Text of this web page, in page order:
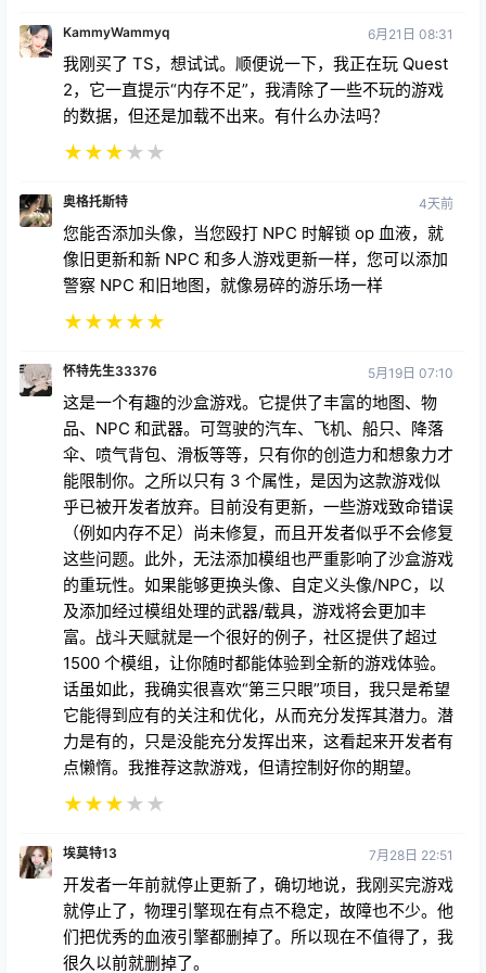
KammyWammyq 6月21日 08:31
我刚买了 TS，想试试。顺便说一下，我正在玩 Quest
2，它一直提示“内存不足”，我清除了一些不玩的游戏
的数据，但还是加载不出来。有什么办法吗？
★★★★ ★
奥格托斯特 4天前
您能否添加头像，当您殴打 NPC 时解锁 op 血液，就
像旧更新和新 NPC 和多人游戏更新一样，您可以添加
警察 NPC 和旧地图，就像易碎的游乐场一样
★★★★★
怀特先生33376 5月19日 07:10
这是一个有趣的沙盒游戏。它提供了丰富的地图、物
品、NPC 和武器。可驾驶的汽车、飞机、船只、降落
伞、喷气背包、滑板等等，只有你的创造力和想象力才
能限制你。之所以只有 3 个属性，是因为这款游戏似
乎已被开发者放弃。目前没有更新，一些游戏致命错误
（例如内存不足）尚未修复，而且开发者似乎不会修复
这些问题。此外，无法添加模组也严重影响了沙盒游戏
的重玩性。如果能够更换头像、自定义头像/NPC，以
及添加经过模组处理的武器/载具，游戏将会更加丰
富。战斗天赋就是一个很好的例子，社区提供了超过
1500 个模组，让你随时都能体验到全新的游戏体验。
话虽如此，我确实很喜欢“第三只眼”项目，我只是希望
它能得到应有的关注和优化，从而充分发挥其潜力。潜
力是有的，只是没能充分发挥出来，这看起来开发者有
点懒惰。我推荐这款游戏，但请控制好你的期望。
★★★★ ★
埃莫特13 7月28日 22:51
开发者一年前就停止更新了，确切地说，我刚买完游戏
就停止了，物理引擎现在有点不稳定，故障也不少。他
们把优秀的血液引擎都删掉了。所以现在不值得了，我
很久以前就删掉了。